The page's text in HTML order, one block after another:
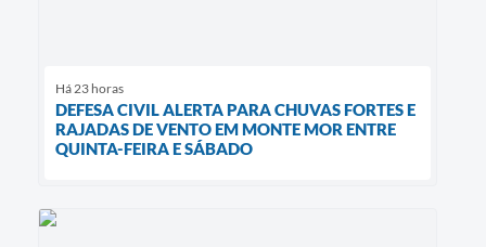
Há 23 horas
DEFESA CIVIL ALERTA PARA CHUVAS FORTES E
RAJADAS DE VENTO EM MONTE MOR ENTRE
QUINTA-FEIRA E SÁBADO